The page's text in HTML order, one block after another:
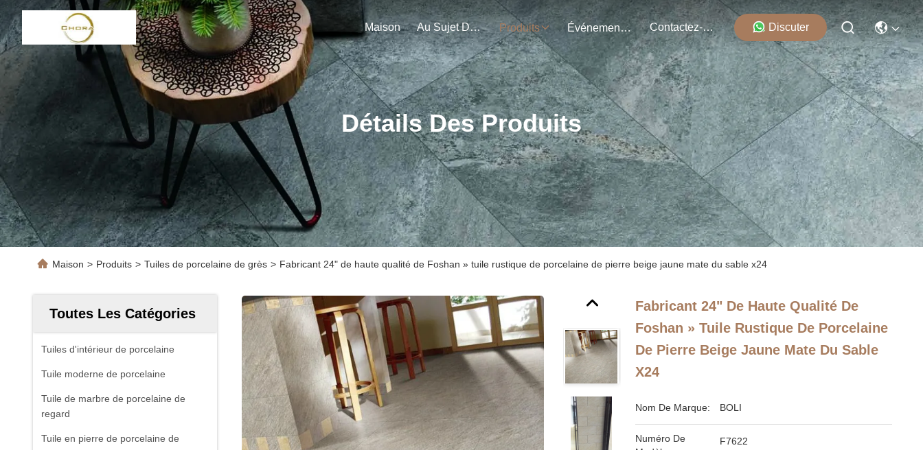
Maison Au Sujet De Nous Produits Événements Contactez-Nous Discuter
Détails Des Produits
Maison > Produits > Tuiles de porcelaine de grès > Fabricant 24" de haute qualité de Foshan » tuile rustique de porcelaine de pierre beige jaune mate du sable x24
Toutes Les Catégories
Tuiles d'intérieur de porcelaine
Tuile moderne de porcelaine
Tuile de marbre de porcelaine de
regard
Tuile en pierre de porcelaine de
Fabricant 24" De Haute Qualité De
Foshan » Tuile Rustique De Porcelaine
De Pierre Beige Jaune Mate Du Sable
X24
Nom De Marque: BOLI
Numéro De
F7622